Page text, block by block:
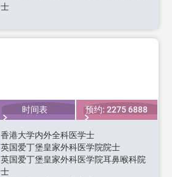
士
时间表 预约: 2275 6888
香港大学内外全科医学士
英国爱丁堡皇家外科医学院院士
英国爱丁堡皇家外科医学院耳鼻喉科院
士